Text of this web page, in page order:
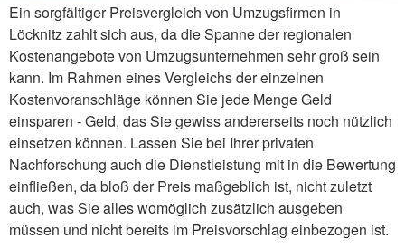
Ein sorgfältiger Preisvergleich von Umzugsfirmen in
Löcknitz zahlt sich aus, da die Spanne der regionalen
Kostenangebote von Umzugsunternehmen sehr groß sein
kann. Im Rahmen eines Vergleichs der einzelnen
Kostenvoranschläge können Sie jede Menge Geld
einsparen - Geld, das Sie gewiss andererseits noch nützlich
einsetzen können. Lassen Sie bei Ihrer privaten
Nachforschung auch die Dienstleistung mit in die Bewertung
einfließen, da bloß der Preis maßgeblich ist, nicht zuletzt
auch, was Sie alles womöglich zusätzlich ausgeben
müssen und nicht bereits im Preisvorschlag einbezogen ist.